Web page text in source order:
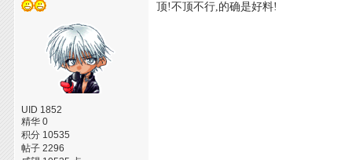
UID 1852
精华 0
积分 10535
帖子 2296
顶!不顶不行,的确是好料!